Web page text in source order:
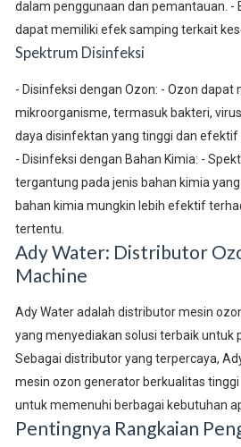
dalam penggunaan dan pemantauan. -
dapat memiliki efek samping terkait
Spektrum Disinfeksi
- Disinfeksi dengan Ozon: - Ozon dapat
mikroorganisme, termasuk bakteri,
daya disinfektan yang tinggi dan efektif
- Disinfeksi dengan Bahan Kimia: -
tergantung pada jenis bahan kimia
bahan kimia mungkin lebih efektif
tertentu.
Ady Water: Distributor
Machine
Ady Water adalah distributor mesin
yang menyediakan solusi terbaik untuk
Sebagai distributor yang terpercaya,
mesin ozon generator berkualitas
untuk memenuhi berbagai kebutuhan
Pentingnya Rangkaian